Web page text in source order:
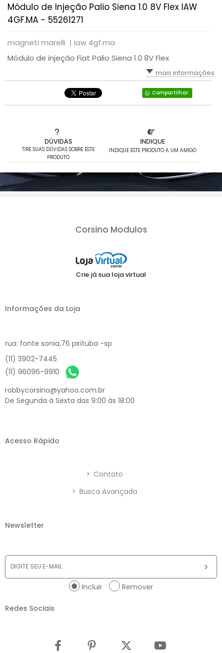
Módulo de Injeção Palio Siena 1.0 8V Flex IAW
4GF.MA - 55261271
magneti marelli | iaw 4gf.ma
Módulo de injeção Fiat Palio Siena 1.0 8V Flex
mais informações
Compartilhar
DÚVIDAS
TIRE SUAS DÚVIDAS SOBRE ESTE
PRODUTO
INDIQUE
INDIQUE ESTE PRODUTO A UM AMIGO
Corsino Modulos
Crie já sua loja virtual
Informações da Loja
rua: fonte sonia,76 pirituba -sp
(11) 3902-7445
(11) 96096-9910
robbycorsino@yahoo.com.br
De Segunda à Sexta das 9:00 às 18:00
Acesso Rápido
> Contato
> Busca Avançada
Newsletter
Incluir Remover
Redes Sociais